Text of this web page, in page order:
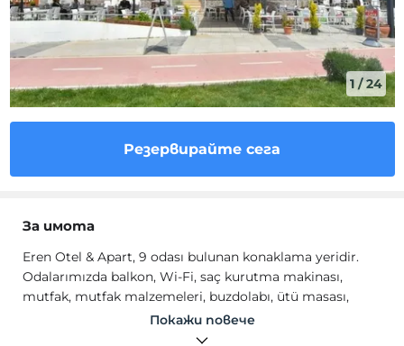
1 /24
Резервирайте сега
За имота
Eren Otel & Apart, 9 odası bulunan konaklama yeridir.
Odalarımızda balkon, Wi-Fi, saç kurutma makinası,
mutfak, mutfak malzemeleri, buzdolabı, ütü masası,
kanepe, banyo, tuvalet, 24 saat sıcak su, klima, uydu
yayını ve televizyon gibi olanaklar mevcuttur.
Покажи повече